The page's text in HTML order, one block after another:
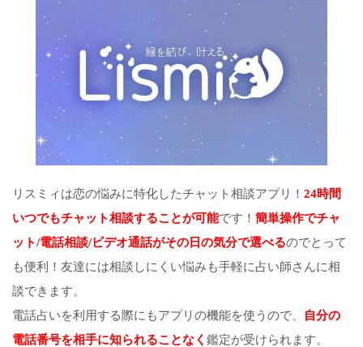
リスミィは恋の悩みに特化したチャット相談アプリ！ 24時間
いつでもチャット相談することが可能です！ 簡単操作でチャ
ット/電話相談/ビデオ通話がその日の気分で選べるのでとって
も便利！友達には相談しにくい悩みも手軽に占い師さんに相
談できます。
電話占いを利用する際にもアプリの機能を使うので、
自分の
電話番号を相手に知られることなく 鑑定が受けられます。